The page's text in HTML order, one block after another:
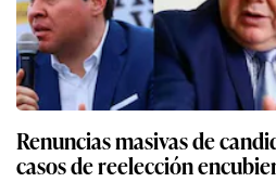
Renuncias masivas de
casos de reelección